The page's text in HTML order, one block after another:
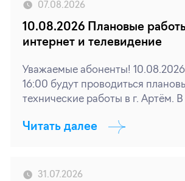
07.08.2026
10.08.2026 Плановые
интернет и телевидение
Уважаемые абоненты!
16:00 будут проводиться
технические работы в г. Артём. В
Читать далее
31.07.2026